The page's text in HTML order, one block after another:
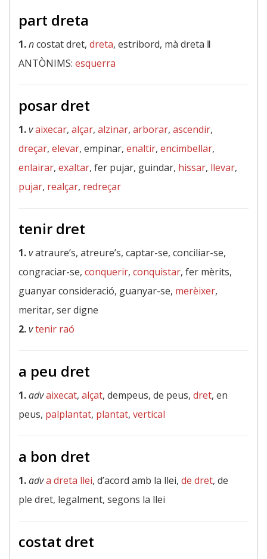
part dreta
1.ncostat dret, dreta, estribord, mà dreta ‖
ANTÒNIMS: esquerra
posar dret
1.vaixecar, alçar, alzinar, arborar, ascendir,
dreçar, elevar, empinar, enaltir, encimbellar,
enlairar, exaltar, fer pujar, guindar, hissar, llevar,
pujar, realçar, redreçar
tenir dret
1.vatraure’s, atreure’s, captar-se, conciliar-se,
congraciar-se, conquerir, conquistar, fer mèrits,
guanyar consideració, guanyar-se, merèixer,
meritar, ser digne
2.vtenir raó
a peu dret
1.advaixecat, alçat, dempeus, de peus, dret, en
peus, palplantat, plantat, vertical
a bon dret
1.adva dreta llei, d’acord amb la llei, de dret, de
ple dret, legalment, segons la llei
costat dret